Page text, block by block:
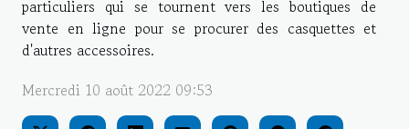
particuliers qui se tournent vers les boutiques de
vente en ligne pour se procurer des casquettes et
d'autres accessoires.
Mercredi 10 août 2022 09:53